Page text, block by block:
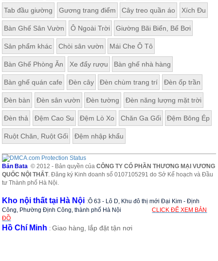
Kiện
Trang
Trí
Cây
, đồ
trang
trí
Nội
Thất
Nhà
Hàng
Nội
Nhà
Tab đầu giường Gương trang điểm Cây treo quần áo Xích Đu
Bàn Ghế Sân Vườn Ô Ngoài Trời Giường Bãi Biển, Bể Bơi
Sản phẩm khác Chòi sân vườn Mái Che Ô Tô
Bàn Ghế Phòng Ăn Xe đẩy rượu Bàn ghế nhà hàng
Bàn ghế quán cafe Đèn cây Đèn chùm trang trí Đèn ốp trần
Đèn bàn Đèn sân vườn Đèn tường Đèn năng lượng mặt trời
Đèn thả Đệm Cao Su Đệm Lò Xo Chăn Ga Gối Đệm Bông Ép
Ruột Chăn, Ruột Gối Đệm nhập khẩu
Bản Bata © 2012 - Bản quyền củaCÔNG TY CỔ PHẦN THƯƠNG MẠI VƯƠNG
QUỐC NỘI THẤT. Đăng ký Kinh doanh số 0107105291 do Sở Kế hoạch và Đầu
tư Thành phố Hà Nội.
Kho nội thất tại Hà Nội :Ô 63 - Lô D, Khu đô thị mới Đại Kim - Định
Công, Phường Định Công, thành phố Hà Nội
CLICK ĐỂ XEM BẢN
ĐỒ
Hồ Chí Minh :Giao hàng, lắp đặt tận nơi